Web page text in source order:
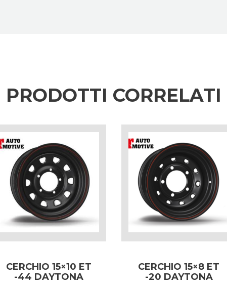
PRODOTTI CORRELATI
CERCHIO 15×10 ET
-44 DAYTONA
CERCHIO 15×8 ET
-20 DAYTONA